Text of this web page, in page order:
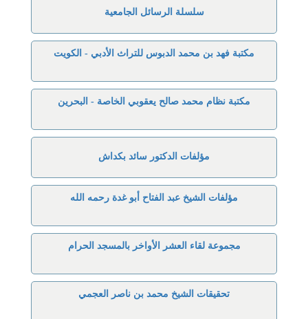
سلسلة الرسائل الجامعية
مكتبة فهد بن محمد الدبوس للتراث الأدبي - الكويت
مكتبة نظام محمد صالح يعقوبي الخاصة - البحرين
مؤلفات الدكتور سائد بكداش
مؤلفات الشيخ عبد الفتاح أبو غدة رحمه الله
مجموعة لقاء العشر الأواخر بالمسجد الحرام
تحقيقات الشيخ محمد بن ناصر العجمي